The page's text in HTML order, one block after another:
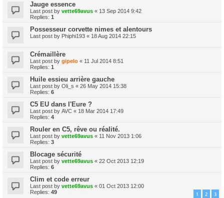
Jauge essence
Last post by vette69avus « 13 Sep 2014 9:42
Replies: 1
Possesseur corvette nimes et alentours
Last post by Phiphi193 « 18 Aug 2014 22:15
Crémaillère
Last post by gipelo « 11 Jul 2014 8:51
Replies: 1
Huile essieu arrière gauche
Last post by Oli_s « 26 May 2014 15:38
Replies: 6
C5 EU dans l'Eure ?
Last post by AVC « 18 Mar 2014 17:49
Replies: 4
Rouler en C5, rêve ou réalité.
Last post by vette69avus « 11 Nov 2013 1:06
Replies: 3
Blocage sécurité
Last post by vette69avus « 22 Oct 2013 12:19
Replies: 6
Clim et code erreur
Last post by vette69avus « 01 Oct 2013 12:00
Replies: 49 1 2 3